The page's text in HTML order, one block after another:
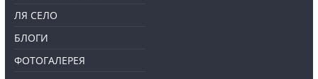
ЛЯ СЕЛО
БЛОГИ
ФОТОГАЛЕРЕЯ